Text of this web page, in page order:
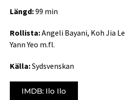
Längd:99 min
Rollista:Angeli Bayani, Koh Jia
Yann Yeo m.fl.
Källa:Sydsvenskan
IMDB: Ilo Ilo